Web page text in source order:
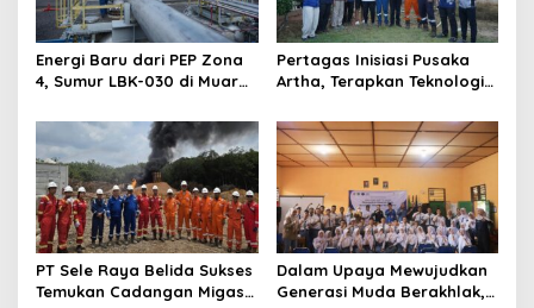
Energi Baru dari PEP Zona
4, Sumur LBK-030 di Muara
3.073 BOPD
Pertagas Inisiasi Pusaka
Artha, Terapkan Teknologi
Infrastruktur Pipa Air Desa
PT Sele Raya Belida Sukses
Temukan Cadangan Migas
Dalam Upaya Mewujudkan
Generasi Muda Berakhlak,